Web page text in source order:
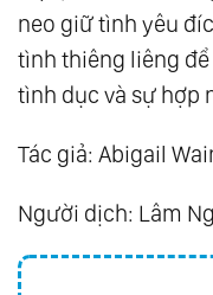
neo giữ tình yêu
tình thiêng liêng
tình dục và sự hợp
Tác giả: Abigail
Người dịch: Lâm